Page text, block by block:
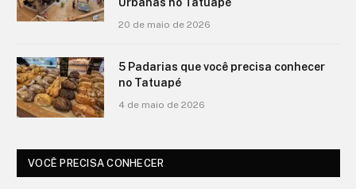
20 de maio de 2026
5 Padarias que você precisa conhecer
no Tatuapé
4 de maio de 2026
VOCÊ PRECISA CONHECER